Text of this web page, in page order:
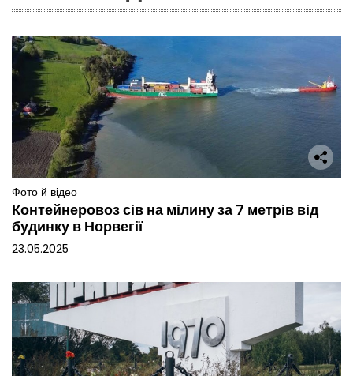
Фото й відео
Контейнеровоз сів на мілину за 7 метрів від
будинку в Норвегії
23.05.2025